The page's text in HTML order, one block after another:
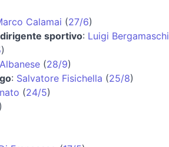
Calamai (27/6)
sportivo: Luigi Bergamaschi
)
(28/9)
: Salvatore Fisichella (25/8)
(24/5)
)